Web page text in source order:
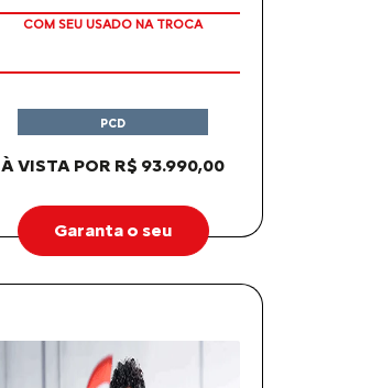
COM SEU USADO NA TROCA
À VISTA POR R$ 93.990,00
PCD
Garanta o seu